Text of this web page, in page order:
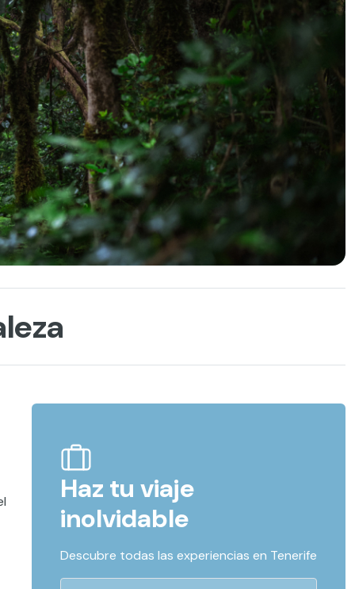
Haz tu viaje
inolvidable
Descubre todas las experiencias en Tenerife